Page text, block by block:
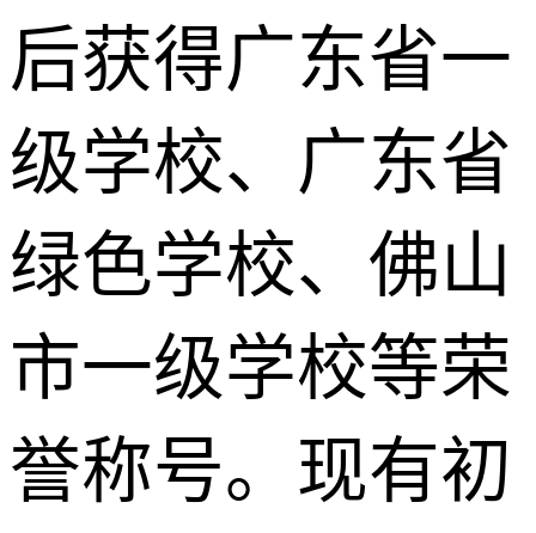
后获得广东省一
级学校、广东省
绿色学校、佛山
市一级学校等荣
誉称号。现有初